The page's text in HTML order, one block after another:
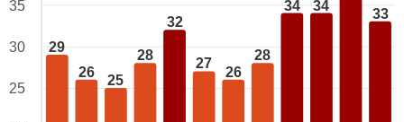
29
26
25
28
32
27
26
28
34 34
33
35
30
25